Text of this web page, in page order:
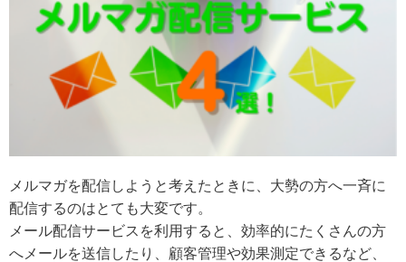
メルマガを配信しようと考えたときに、大勢の方へ一斉に
配信するのはとても大変です。
メール配信サービスを利用すると、効率的にたくさんの方
へメールを送信したり、顧客管理や効果測定できるなど、